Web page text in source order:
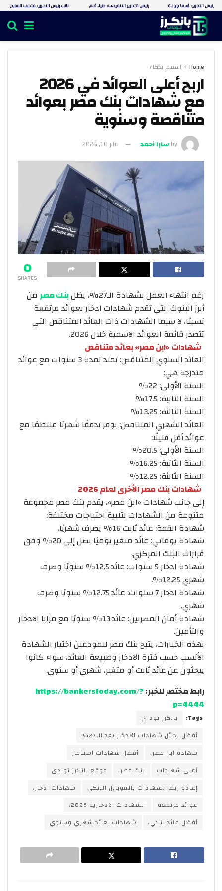
Home استثمر بذكاء
اربح أعلى العوائد في 2026
مع شهادات بنك مصر بعوائد
متناقصة وسنوية
byسارا أحمد يناير 10, 2026
0
SHARES
رغم انتهاء العمل بشهادة الـ27%، يظل بنك مصر من
أبرز البنوك التي تقدم شهادات ادخار بعوائد مرتفعة
نسبيًا، لا سيما الشهادات ذات العائد المتناقص التي
تتصدر قائمة العوائد الاسمية خلال 2026.
شهادات «ابن مصر» بعائد متناقص
العائد السنوي المتناقص: تمتد لمدة 3 سنوات مع عوائد
متدرجة هي:
السنة الأولى: 22%
السنة الثانية: 17.5%
السنة الثالثة: 13.25%
العائد الشهري المتناقص: يوفر تدفقًا شهريًا منتظمًا مع
عوائد أقل قليلًا:
السنة الأولى: 20.5%
السنة الثانية: 16.25%
السنة الثالثة: 12.25%
شهادات بنك مصر الأخرى لعام 2026
إلى جانب شهادات «ابن مصر»، يقدم بنك مصر مجموعة
متنوعة من الشهادات لتلبية احتياجات مختلفة:
شهادة القمة: عائد ثابت 16% يصرف شهريًا.
شهادة يوماتي: عائد متغير يوميًا يصل إلى 20% وفق
قرارات البنك المركزي.
شهادة ادخار 5 سنوات: عائد 12.5% سنويًا وصرف
شهري 12.25%.
شهادة ادخار 7 سنوات: عائد 12.75% سنويًا وصرف
شهري.
شهادة أمان المصريين: عائد 13% سنويًا مع مزايا الادخار
والتأمين.
بهذه الخيارات، يتيح بنك مصر للمودعين اختيار الشهادة
الأنسب حسب فترة الادخار وطبيعة العائد، سواء كانوا
يبحثون عن عائد ثابت أو متغير، شهري أو سنوي.
رابط مختصر للخبر:https://bankerstoday.com/?
p=4444
Tags:
بانكرز توداى
أفضل بدائل شهادات الادخار بعد الـ27%
شهادة ابن مصر،
أفضل شهادات استثمار
أعلى شهادات
بنك مصر،
موقع بانكرز توادى
إعادة ربط الشهادات بالموبايل البنكي
شهادات ادخار،
عوائد مرتفعة
الشهادات الادخارية 2026،
أفضل عائد بنكي،
شهادات بعائد شهري وسنوي